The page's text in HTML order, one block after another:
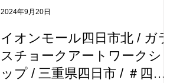
ョークアートに触れる方にも安心してご
うな貴重な機会をご提供いただいたイオ
ンモール大牟田様にも深く感謝申し上げ
ます。 なお、当日完成したアート作品
は、2025年5月7日（火）まで展示予定で
イオンモール四日市北 / ガラ
スチョークアートワークショ
ップ / 三重県四日市 / ＃四日
2024年9月20日